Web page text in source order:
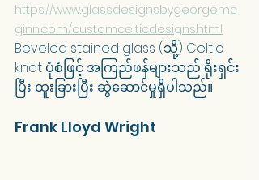
https://www.glassdesignsbygeorgemc
ginn.com/customcelticdesigns.html
Beveled stained glass (သို့) Celtic
knot ပုံစံဖြင့် အကြည်ဖန်များသည် ရိုးရှင်း
ပြီး ထူးခြားပြီး ဆွဲဆောင်မှုရှိပါသည်။
Frank Lloyd Wright